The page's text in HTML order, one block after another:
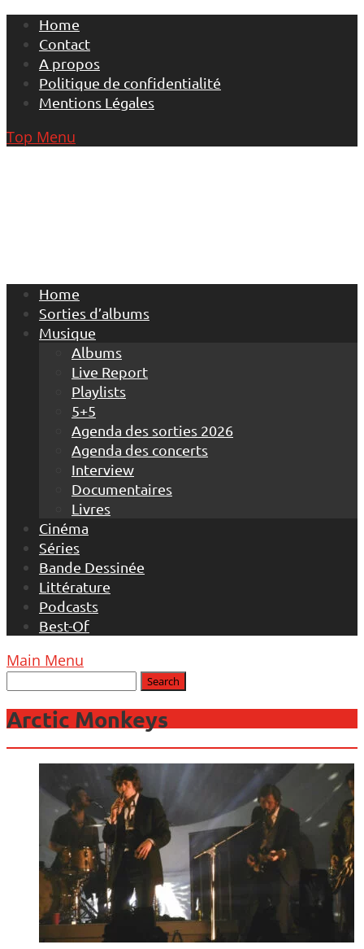
Skip
content
Home
Contact
A propos
Politique de confidentialité
Mentions Légales
Top Menu
Home
Sorties d’albums
Musique
Albums
Live Report
Playlists
5+5
Agenda des sorties 2026
Agenda des concerts
Interview
Documentaires
Livres
Cinéma
Séries
Bande Dessinée
Littérature
Podcasts
Best-Of
Main Menu
Arctic Monkeys